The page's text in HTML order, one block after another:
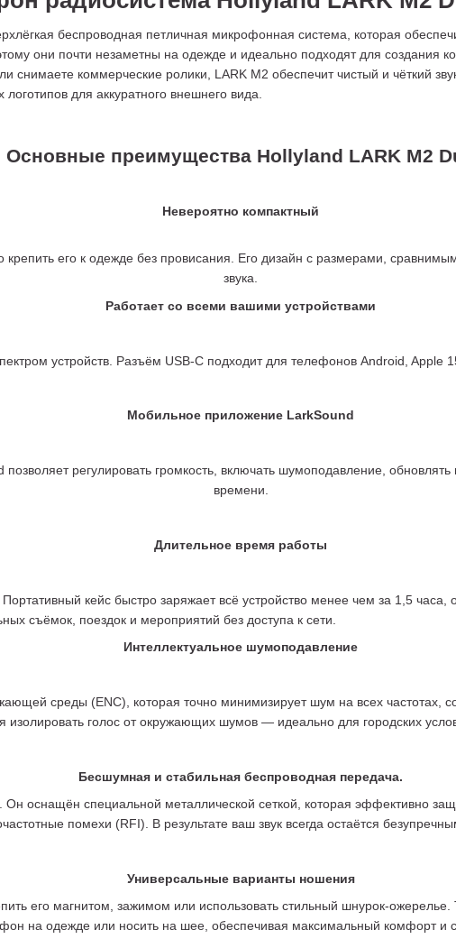
беспроводная петличная микрофонная система, которая
они почти незаметны на одежде и идеально подходят для создания
снимаете коммерческие ролики, LARK M2 обеспечит чистый и чёткий
для аккуратного внешнего вида.
Основные преимущества Hollyland LARK M2
Невероятно компактный
крепить его к одежде без провисания. Его дизайн с размерами,
звука.
Работает со всеми вашими устройствами
устройств. Разъём USB-C подходит для телефонов Android, Apple
Мобильное приложение LarkSound
регулировать громкость, включать шумоподавление,
времени.
Длительное время работы
кейс быстро заряжает всё устройство менее чем за 1,5
съёмок, поездок и мероприятий без доступа к сети.
Интеллектуальное шумоподавление
среды (ENC), которая точно минимизирует шум на всех частотах,
голос от окружающих шумов — идеально для городских
Бесшумная и стабильная беспроводная передача.
Он оснащён специальной металлической сеткой, которая эффективно
помехи (RFI). В результате ваш звук всегда остаётся
Универсальные варианты ношения
его магнитом, зажимом или использовать стильный шнурок-
на одежде или носить на шее, обеспечивая максимальный комфорт и